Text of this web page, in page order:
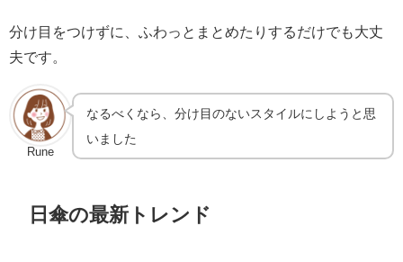
分け目をつけずに、ふわっとまとめたりするだけでも大丈
夫です。
Rune
なるべくなら、分け目のないスタイルにしようと思
いました
日傘の最新トレンド